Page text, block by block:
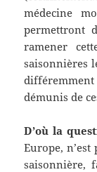
médecine
permettront
ramener
saisonnières
démunis de
D’où la
Europe,
saisonnière,